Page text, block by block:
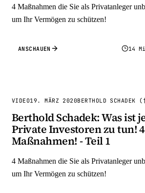
4 Maßnahmen die Sie als Privatanleger
um Ihr Vermögen zu schützen!
ANSCHAUEN 14
VIDEO19. MÄRZ 2020BERTHOLD SCHADEK
Berthold Schadek: Was ist
Private Investoren zu tun!
Maßnahmen! - Teil 1
4 Maßnahmen die Sie als Privatanleger
um Ihr Vermögen zu schützen!